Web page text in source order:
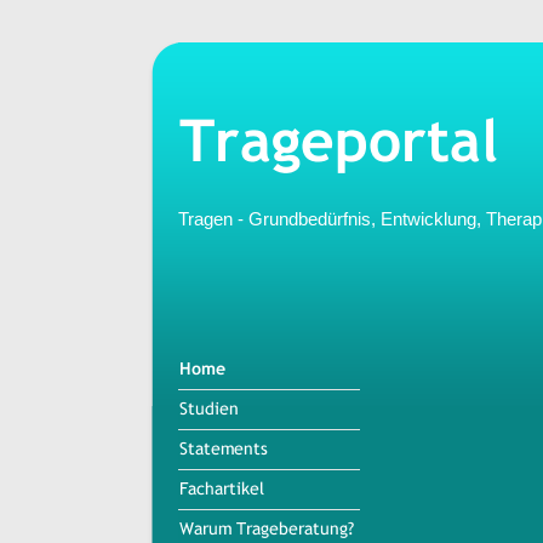
Tragen - Grundbedürfnis, Entwicklung,